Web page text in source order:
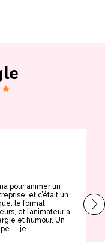
pour animer un
et c’était un
le format
et l’animateur a
et humour. Un
— je